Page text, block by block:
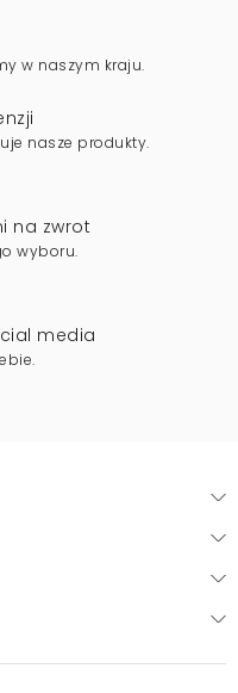
w naszym kraju.
nasze produkty.
na zwrot
wyboru.
media